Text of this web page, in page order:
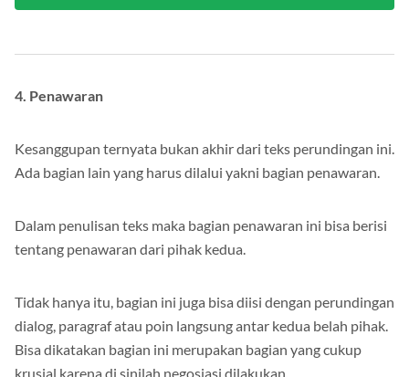
4. Penawaran
Kesanggupan ternyata bukan akhir dari teks perundingan ini.
Ada bagian lain yang harus dilalui yakni bagian penawaran.
Dalam penulisan teks maka bagian penawaran ini bisa berisi
tentang penawaran dari pihak kedua.
Tidak hanya itu, bagian ini juga bisa diisi dengan perundingan
dialog, paragraf atau poin langsung antar kedua belah pihak.
Bisa dikatakan bagian ini merupakan bagian yang cukup
krusial karena di sinilah negosiasi dilakukan.